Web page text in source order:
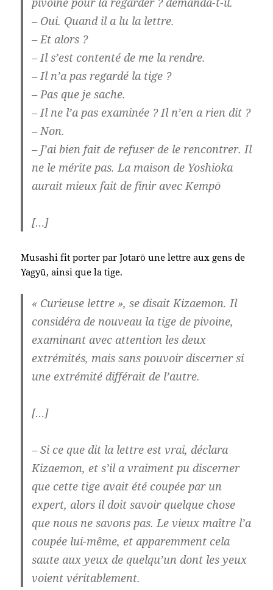
– Oui. Quand il a lu la lettre.
– Et alors ?
– Il s’est contenté de me la rendre.
– Il n’a pas regardé la tige ?
– Pas que je sache.
– Il ne l’a pas examinée ? Il n’en a rien dit ?
– Non.
– J’ai bien fait de refuser de le rencontrer. Il
ne le mérite pas. La maison de Yoshioka
aurait mieux fait de finir avec Kempō
[…]
Musashi fit porter par Jotarō une lettre aux gens de
Yagyū, ainsi que la tige.
« Curieuse lettre », se disait Kizaemon. Il
considéra de nouveau la tige de pivoine,
examinant avec attention les deux
extrémités, mais sans pouvoir discerner si
une extrémité différait de l’autre.
[…]
– Si ce que dit la lettre est vrai, déclara
Kizaemon, et s’il a vraiment pu discerner
que cette tige avait été coupée par un
expert, alors il doit savoir quelque chose
que nous ne savons pas. Le vieux maître l’a
coupée lui-même, et apparemment cela
saute aux yeux de quelqu’un dont les yeux
voient véritablement.